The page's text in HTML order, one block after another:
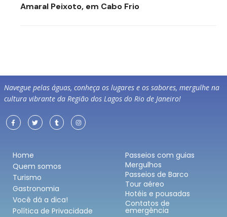
Amaral Peixoto, em Cabo Frio
Navegue pelas águas, conheça os lugares e os sabores, mergulhe na
cultura vibrante da Região dos Lagos do Rio de Janeiro!
Home
Quem somos
Turismo
Gastronomia
Você dá a dica!
Política de Privacidade
Passeios com guias
Mergulhos
Passeios de Barco
Tour aéreo
Hotéis e pousadas
Contatos de
emergência